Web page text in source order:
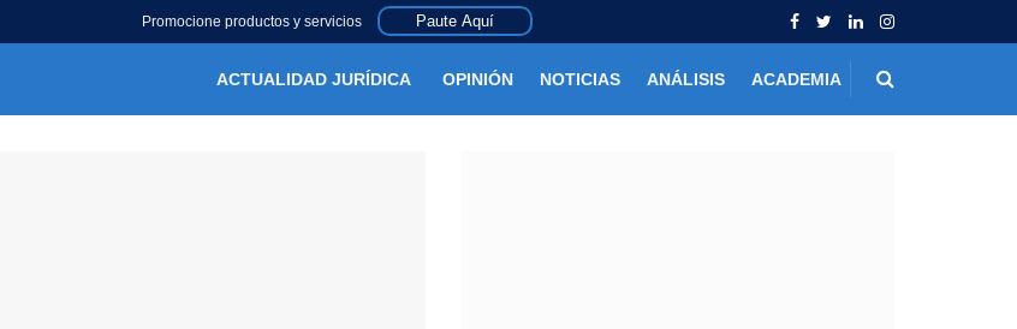
Promocione productos y servicios Paute Aquí
ACTUALIDAD JURÍDICA OPINIÓN NOTICIAS ANÁLISIS ACADEMIA